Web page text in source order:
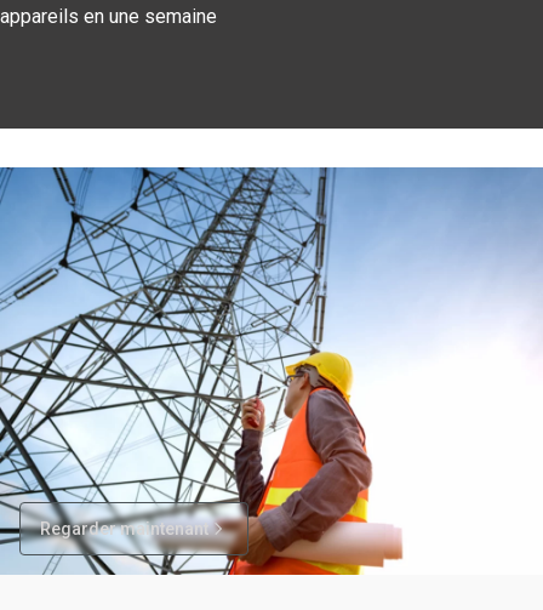
appareils en une semaine
Regarder maintenant